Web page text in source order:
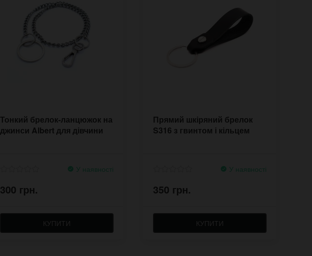
Тонкий брелок-ланцюжок на
джинси Albert для дівчини
У наявності
300 грн.
КУПИТИ
Прямий шкіряний брелок
S316 з гвинтом і кільцем
У наявності
350 грн.
КУПИТИ